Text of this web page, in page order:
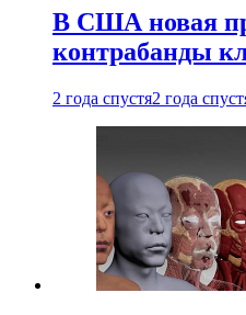
В США новая
контрабанды
2 года спустя2 года